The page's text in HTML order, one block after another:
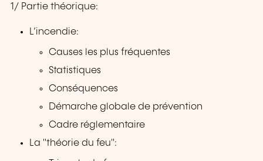
1/ Partie théorique:
L’incendie:
Causes les plus fréquentes
Statistiques
Conséquences
Démarche globale de prévention
Cadre réglementaire
La "théorie du feu":